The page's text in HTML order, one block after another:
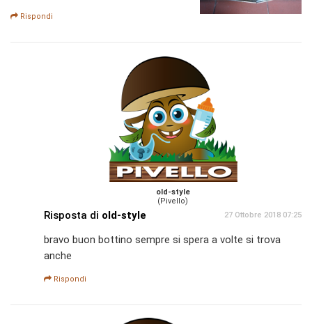
Rispondi
old-style
(Pivello)
Risposta di old-style 27 Ottobre 2018 07:25
bravo buon bottino sempre si spera a volte si trova
anche
Rispondi